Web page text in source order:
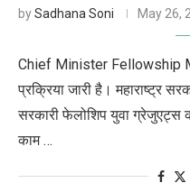
bySadhana Soni May 26,
Chief Minister Fellowship
प्रक्रिया जारी है। महाराष्ट्र
सरकारी फेलोशिप युवा ग्रेजुएट्स
काम …